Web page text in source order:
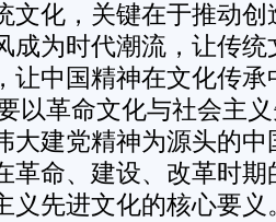
文化，关键在于推动
成为时代潮流，让传
让中国精神在文化传承
以革命文化与社会主
大建党精神为源头的
革命、建设、改革时
义先进文化的核心要